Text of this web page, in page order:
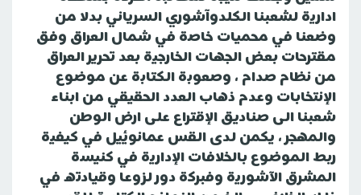
ادارية لشعبنا الكلدوآشوري السرياني بدلا من
وضعنا في محميات خاصة في شمال العراق وفق
مقترحات بعض الجهات الخارجية بعد تحرير العراق
من نظام صدام ، وصعوبة الكتابة عن موضوع
الإنتخابات وعدم ذهاب العدد الحقيقي من ابناء
شعبنا الى صناديق الإقتراع على ارض الوطن
والمهجر ، يكمن لدى القس عمانوئيل في كيفية
ربط الموضوع بالخلافات الإدارية في كنيسة
المشرق الآشورية وفبركة دور لزوعا وقيادته في